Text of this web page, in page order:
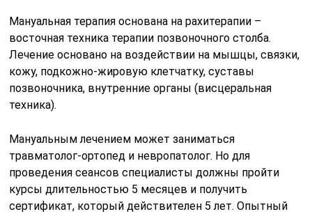
Мануальная терапия основана на рахитерапии –
восточная техника терапии позвоночного столба.
Лечение основано на воздействии на мышцы, связки,
кожу, подкожно-жировую клетчатку, суставы
позвоночника, внутренние органы (висцеральная
техника).
Мануальным лечением может заниматься
травматолог-ортопед и невропатолог. Но для
проведения сеансов специалисты должны пройти
курсы длительностью 5 месяцев и получить
сертификат, который действителен 5 лет. Опытный